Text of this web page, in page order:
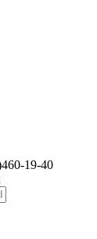
19-40